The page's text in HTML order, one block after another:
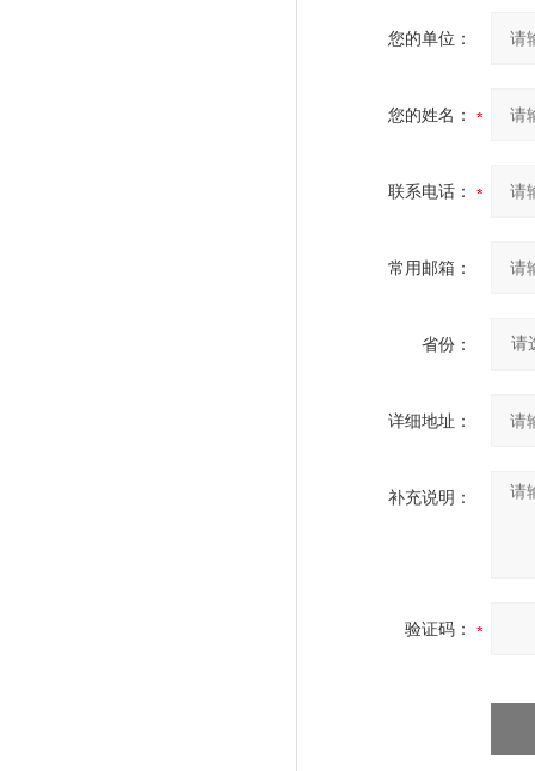
您的单位：
您的姓名：
联系电话：
常用邮箱：
省份：
详细地址：
补充说明：
验证码：